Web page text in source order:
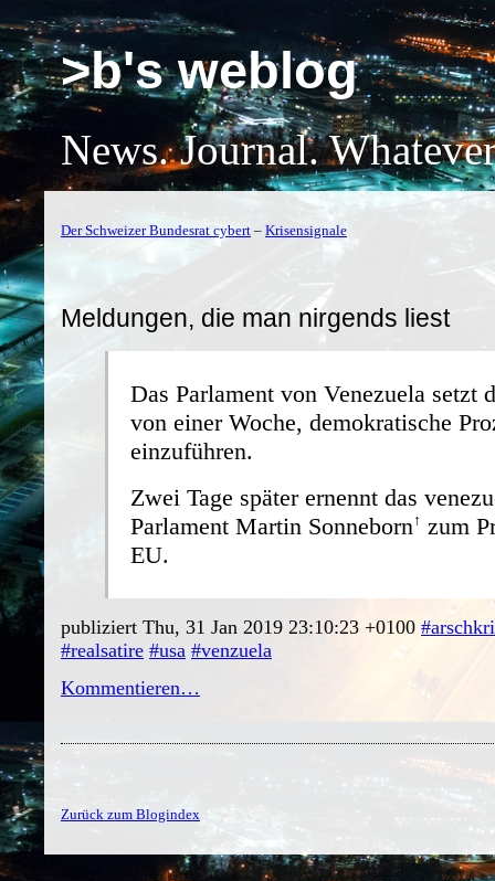
>b's weblog
News. Journal.
Der Schweizer Bundesrat cybert – Krisensignale
Meldungen, die man nirgends liest
Das Parlament von Venezuela setzt
von einer Woche, demokratische
einzuführen.
Zwei Tage später ernennt das
Parlament Martin Sonneborn zum
EU.
publiziert Thu, 31 Jan 2019 23:10:23 +0100
#realsatire #usa #venzuela
Kommentieren…
Zurück zum Blogindex